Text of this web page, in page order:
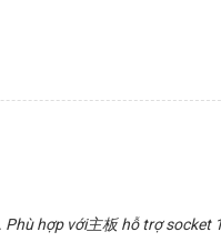
hợp với主板 hỗ trợ socket